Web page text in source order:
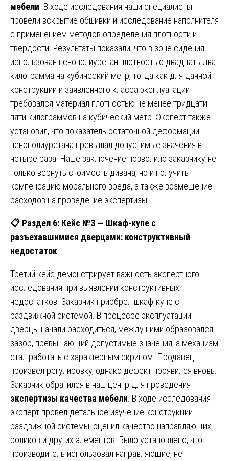
мебели . В ходе исследования наши специалисты
провели вскрытие обшивки и исследование наполнителя
с применением методов определения плотности и
твердости. Результаты показали, что в зоне сидения
использован пенополиуретан плотностью двадцать два
килограмма на кубический метр, тогда как для данной
конструкции и заявленного класса эксплуатации
требовался материал плотностью не менее тридцати
пяти килограммов на кубический метр. Эксперт также
установил, что показатель остаточной деформации
пенополиуретана превышал допустимые значения в
четыре раза. Наше заключение позволило заказчику не
только вернуть стоимость дивана, но и получить
компенсацию морального вреда, а также возмещение
расходов на проведение экспертизы.
📋 Раздел 6: Кейс №3 — Шкаф-купе с
разъехавшимися дверцами: конструктивный
недостаток
Третий кейс демонстрирует важность экспертного
исследования при выявлении конструктивных
недостатков. Заказчик приобрел шкаф-купе с
раздвижной системой. В процессе эксплуатации
дверцы начали расходиться, между ними образовался
зазор, превышающий допустимые значения, а механизм
стал работать с характерным скрипом. Продавец
произвел регулировку, однако дефект проявился вновь.
Заказчик обратился в наш центр для проведения
экспертизы качества мебели . В ходе исследования
эксперт провел детальное изучение конструкции
раздвижной системы, оценил качество направляющих,
роликов и других элементов. Было установлено, что
производитель использовал направляющие, не